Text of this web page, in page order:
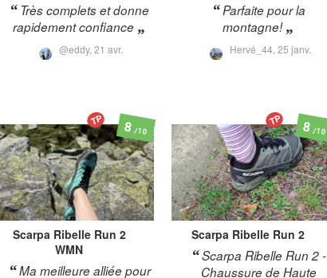
Très complets et donne
rapidement confiance
@eddy,21 avr.
Parfaite pour la
montagne!
Hervé_44, 25 janv.
Scarpa Ribelle Run 2
WMN
Ma meilleure alliée pour
8/10
TP
Scarpa Ribelle Run 2
Scarpa Ribelle Run 2 -
Chaussure de Haute
8/10
TP